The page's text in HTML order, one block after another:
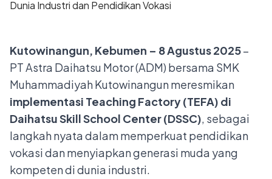
Kutowinangun, Kebumen – 8 Agustus 2025–
PT Astra Daihatsu Motor (ADM) bersama SMK
Muhammadiyah Kutowinangun meresmikan
implementasi Teaching Factory (TEFA) di
Daihatsu Skill School Center (DSSC), sebagai
langkah nyata dalam memperkuat pendidikan
vokasi dan menyiapkan generasi muda yang
kompeten di dunia industri.